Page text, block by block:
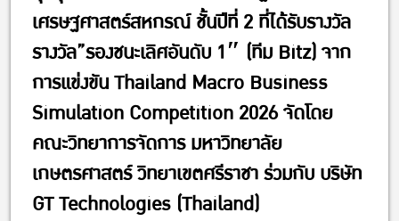
เศรษฐศาสตร์สหกรณ์ ชั้นปีที่ 2 ที่ได้รับรางวัล
รางวัล”รองชนะเลิศอันดับ 1″ (ทีม Bitz) จาก
การแข่งขัน Thailand Macro Business
Simulation Competition 2026 จัดโดย
คณะวิทยาการจัดการ มหาวิทยาลัย
เกษตรศาสตร์ วิทยาเขตศรีราชา ร่วมกับ บริษัท
GT Technologies (Thailand)